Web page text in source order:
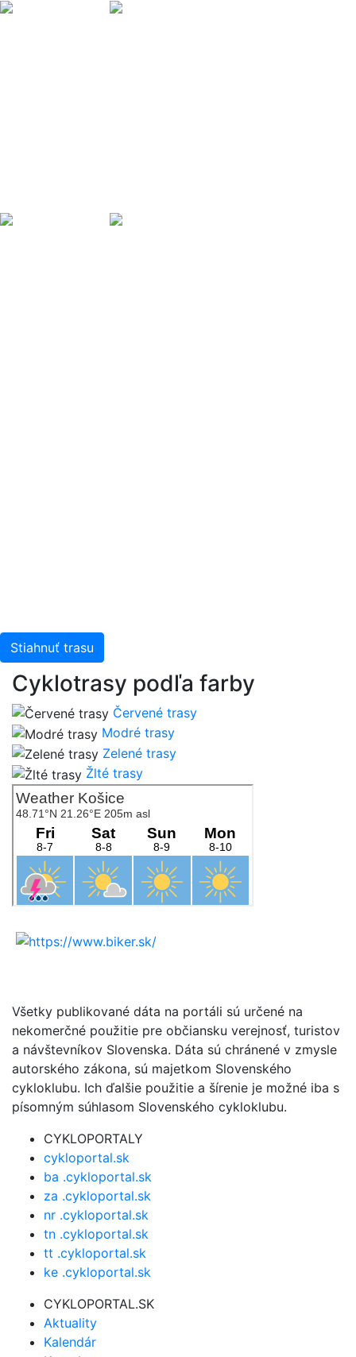
Stiahnuť trasu
Cyklotrasy podľa farby
Červené trasy
Modré trasy
Zelené trasy
Žlté trasy
Všetky publikované dáta na portáli sú určené na
nekomerčné použitie pre občiansku verejnosť, turistov
a návštevníkov Slovenska. Dáta sú chránené v zmysle
autorského zákona, sú majetkom Slovenského
cykloklubu. Ich ďalšie použitie a šírenie je možné iba s
písomným súhlasom Slovenského cykloklubu.
CYKLOPORTALY
cykloportal.sk
ba .cykloportal.sk
za .cykloportal.sk
nr .cykloportal.sk
tn .cykloportal.sk
tt .cykloportal.sk
ke .cykloportal.sk
CYKLOPORTAL.SK
Aktuality
Kalendár